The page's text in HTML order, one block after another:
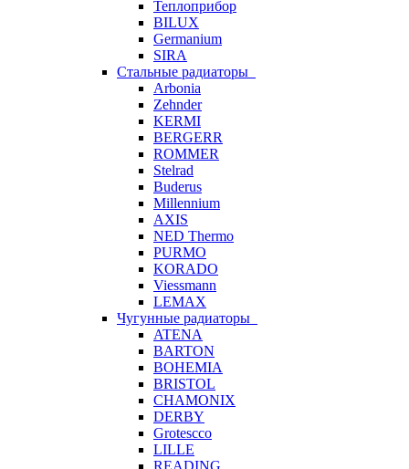
Теплоприбор
BILUX
Germanium
SIRA
Стальные радиаторы
Arbonia
Zehnder
KERMI
BERGERR
ROMMER
Stelrad
Buderus
Millennium
AXIS
NED Thermo
PURMO
KORADO
Viessmann
LEMAX
Чугунные радиаторы
ATENA
BARTON
BOHEMIA
BRISTOL
CHAMONIX
DERBY
Grotescco
LILLE
READING